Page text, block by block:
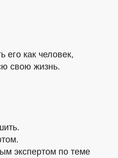
его как человек,
свою жизнь.
экспертом по теме